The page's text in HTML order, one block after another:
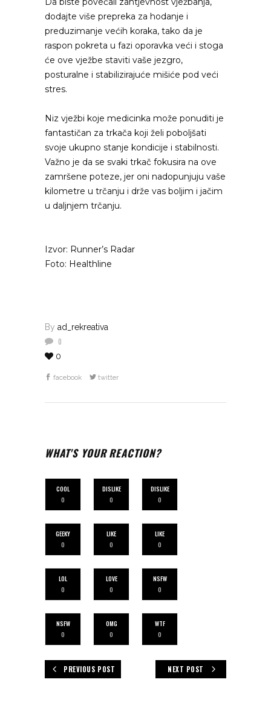
dodajte više prepreka za hodanje i
preduzimanje većih koraka, tako da je
raspon pokreta u fazi oporavka veći i stoga
će ove vježbe staviti vaše jezgro,
posturalne i stabilizirajuće mišiće pod veći
stres.
Niz vježbi koje medicinka može ponuditi je
fantastičan za trkača koji želi poboljšati
svoje ukupno stanje kondicije i stabilnosti.
Važno je da se svaki trkač fokusira na ove
zamršene poteze, jer oni nadopunjuju vaše
kilometre u trčanju i drže vas boljim i jačim
u daljnjem trčanju.
Izvor: Runner’s Radar
Foto: Healthline
By ad_rekreativa
0
0
facebook twitter
WHAT'S YOUR REACTION?
COOL
0
DISLIKE
0
DISLIKE
0
GEEKY
0
LIKE
0
LIKE
0
LOL
0
LOVE
0
NSFW
0
NSFW
0
OMG
0
WTF
0
PREVIOUS POST NEXT POST